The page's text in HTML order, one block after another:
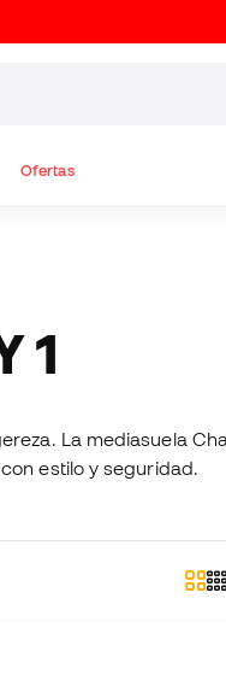
Ofertas
1
La mediasuela
estilo y seguridad.